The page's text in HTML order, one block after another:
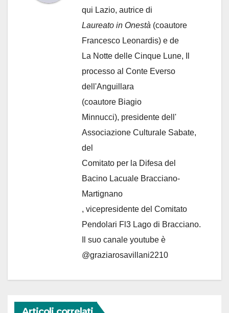
qui Lazio, autrice di
Laureato in Onestà (coautore
Francesco Leonardis) e de
La Notte delle Cinque Lune, Il
processo al Conte Everso
dell'Anguillara
(coautore Biagio
Minnucci), presidente dell'
Associazione Culturale Sabate,
del
Comitato per la Difesa del
Bacino Lacuale Bracciano-
Martignano
, vicepresidente del Comitato
Pendolari Fl3 Lago di Bracciano.
Il suo canale youtube è
@graziarosavillani2210